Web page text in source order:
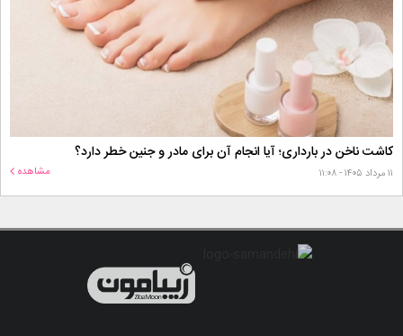
کاشت ناخن در بارداری؛ آیا انجام آن برای مادر و جنین خطر دارد؟
۱۱ مرداد ۱۴۰۵ - ۱۱:۰۸ مشاهده